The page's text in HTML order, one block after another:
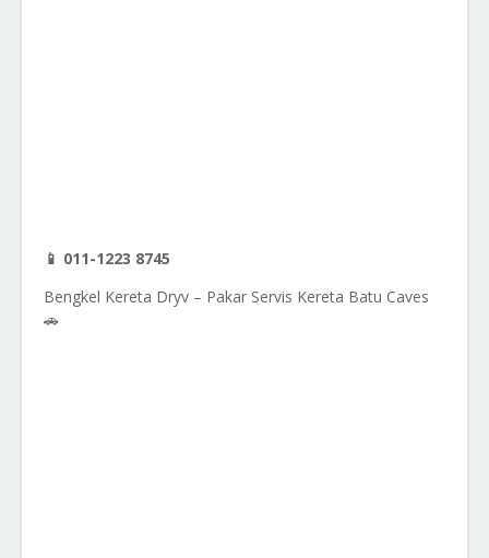
📱 011-1223 8745
Bengkel Kereta Dryv – Pakar Servis Kereta Batu Caves
🚗